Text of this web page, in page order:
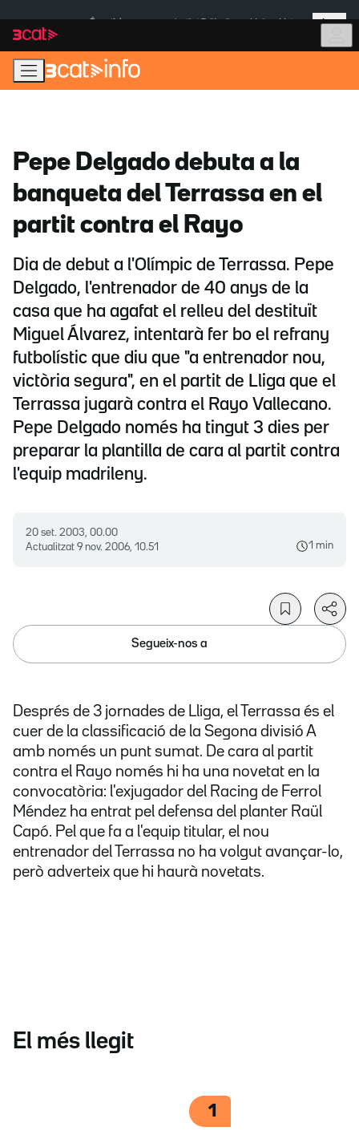
navegació
principal
contingut
Més
Pepe Delgado debuta a la
banqueta del Terrassa en el
partit contra el Rayo
Dia de debut a l'Olímpic de Terrassa. Pepe
Delgado, l'entrenador de 40 anys de la
casa que ha agafat el relleu del destituït
Miguel Álvarez, intentarà fer bo el refrany
futbolístic que diu que "a entrenador nou,
victòria segura", en el partit de Lliga que el
Terrassa jugarà contra el Rayo Vallecano.
Pepe Delgado només ha tingut 3 dies per
preparar la plantilla de cara al partit contra
l'equip madrileny.
20 set. 2003, 00.00
Actualitzat 9 nov. 2006, 10.51 1 min
Segueix-nos a
Després de 3 jornades de Lliga, el Terrassa és el
cuer de la classificació de la Segona divisió A
amb només un punt sumat. De cara al partit
contra el Rayo només hi ha una novetat en la
convocatòria: l'exjugador del Racing de Ferrol
Méndez ha entrat pel defensa del planter Raül
Capó. Pel que fa a l'equip titular, el nou
entrenador del Terrassa no ha volgut avançar-lo,
però adverteix que hi haurà novetats.
El més llegit
1